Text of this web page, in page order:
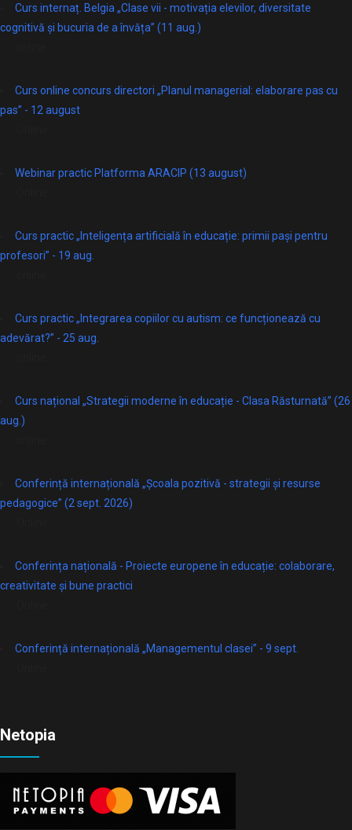
Curs internaț. Belgia „Clase vii - motivația elevilor, diversitate
cognitivă și bucuria de a învăța” (11 aug.)
Curs online concurs directori „Planul managerial: elaborare pas cu
pas” - 12 august
Webinar practic Platforma ARACIP (13 august)
Curs practic „Inteligența artificială în educație: primii pași pentru
profesori” - 19 aug.
Curs practic „Integrarea copiilor cu autism: ce funcționează cu
adevărat?” - 25 aug.
Curs național „Strategii moderne în educație - Clasa Răsturnată” (26
aug.)
Conferință internațională „Școala pozitivă - strategii și resurse
pedagogice” (2 sept. 2026)
Conferința națională - Proiecte europene în educație: colaborare,
creativitate și bune practici
Conferință internațională „Managementul clasei” - 9 sept.
Netopia